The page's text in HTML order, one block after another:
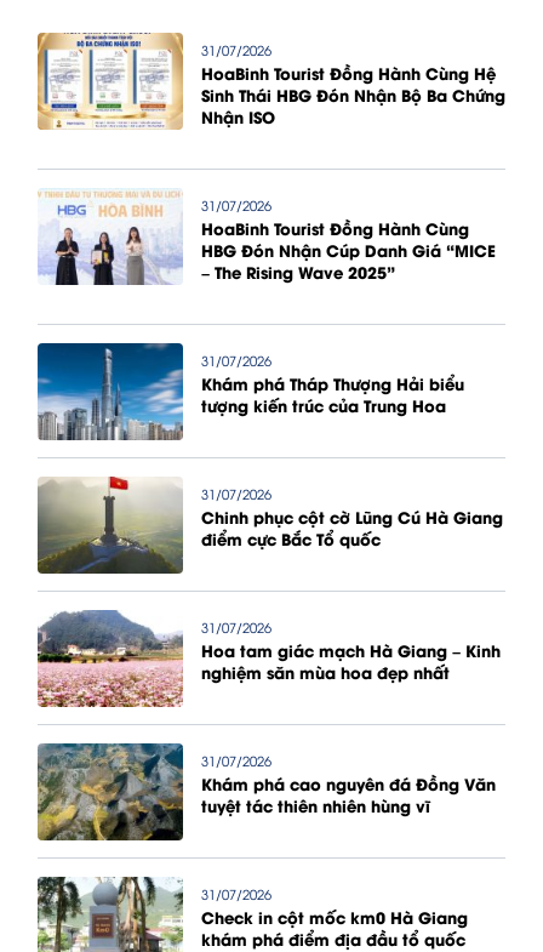
31/07/2026
HoaBinh Tourist Đồng Hành Cùng Hệ
Sinh Thái HBG Đón Nhận Bộ Ba Chứng
Nhận ISO
31/07/2026
HoaBinh Tourist Đồng Hành Cùng
HBG Đón Nhận Cúp Danh Giá “MICE
– The Rising Wave 2025”
31/07/2026
Khám phá Tháp Thượng Hải biểu
tượng kiến trúc của Trung Hoa
31/07/2026
Chinh phục cột cờ Lũng Cú Hà Giang
điểm cực Bắc Tổ quốc
31/07/2026
Hoa tam giác mạch Hà Giang – Kinh
nghiệm săn mùa hoa đẹp nhất
31/07/2026
Khám phá cao nguyên đá Đồng Văn
tuyệt tác thiên nhiên hùng vĩ
31/07/2026
Check in cột mốc km0 Hà Giang
khám phá điểm địa đầu tổ quốc